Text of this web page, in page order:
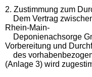
2. Zustimmung zum
Dem Vertrag
Rhein-Main-
Deponienachsorge
Vorbereitung und
des
(Anlage 3) wird